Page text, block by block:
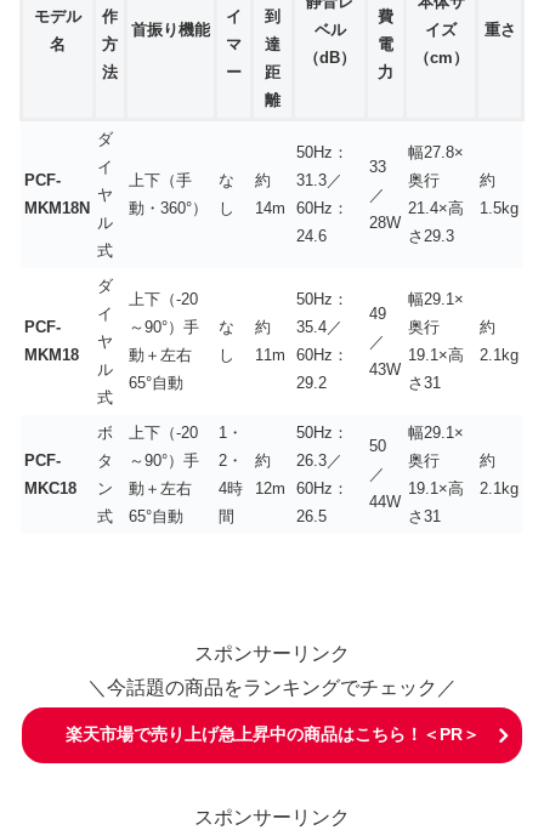
モデル
名
作
方
法
首振り機能
イ
マ
ー
到
達
距
離
ベル
（dB）
費
電
力
イズ
（cm）
重さ
PCF-
MKM18N
ダ
イ
ヤ
ル
式
上下（手
動・360°）
な
し
約
14m
50Hz：
31.3／
60Hz：
24.6
33
／
28W
幅27.8×
奥行
21.4×高
さ29.3
約
1.5kg
PCF-
MKM18
ダ
イ
ヤ
ル
式
上下（-20
～90°）手
動＋左右
65°自動
な
し
約
11m
50Hz：
35.4／
60Hz：
29.2
49
／
43W
幅29.1×
奥行
19.1×高
さ31
約
2.1kg
PCF-
MKC18
ボ
タ
ン
式
上下（-20
～90°）手
動＋左右
65°自動
1・
2・
4時
間
約
12m
50Hz：
26.3／
60Hz：
26.5
50
／
44W
幅29.1×
奥行
19.1×高
さ31
約
2.1kg
スポンサーリンク
＼今話題の商品をランキングでチェック／
楽天市場で売り上げ急上昇中の商品はこちら！＜PR＞
スポンサーリンク